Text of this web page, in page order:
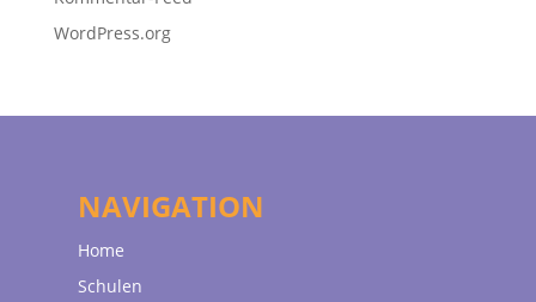
WordPress.org
NAVIGATION
Home
Schulen